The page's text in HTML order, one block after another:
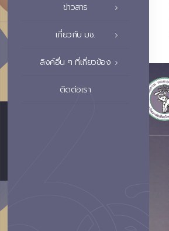
ข่าวสาร
เกี่ยวกับ มช.
ลิงค์อื่น ๆ ที่เกี่ยวข้อง
ติดต่อเรา